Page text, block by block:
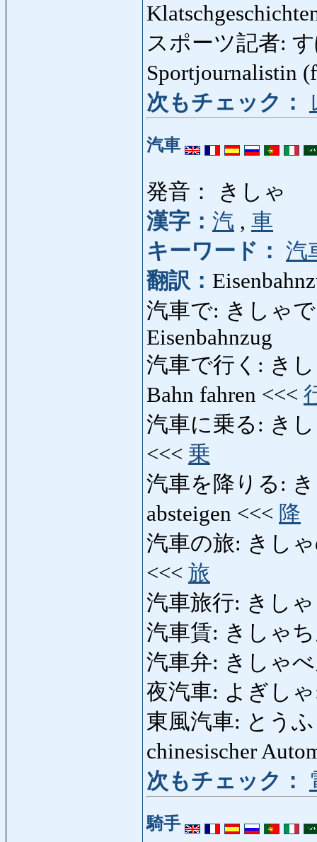
スポーツ記者:
Sportjournalistin
次もチェック：
汽車
発音： きしゃ
漢字： 汽 , 車
キーワード： 汽
翻訳：
汽車で: きしゃで
Eisenbahnzug
汽車で行く: きし
Bahn fahren <<<
汽車に乗る: きし
<<< 乗
汽車を降りる: き
absteigen <<< 降
汽車の旅: きしゃ
<<< 旅
汽車旅行: きし
汽車賃: きしゃち
汽車弁: きしゃべ
夜汽車: よぎし
東風汽車: とう
chinesischer
次もチェック：
騎手